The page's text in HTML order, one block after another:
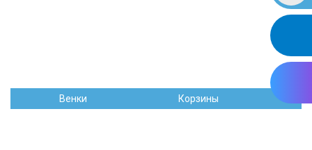
Венки Корзины